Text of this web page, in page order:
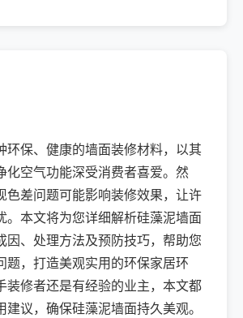
环保、健康的墙面装修材料，以其
化空气功能深受消费者喜爱。然
色差问题可能影响装修效果，让许
。本文将为您详细解析硅藻泥墙面
因、处理方法及预防技巧，帮助您
题，打造美观实用的环保家居环
装修者还是有经验的业主，本文都
建议，确保硅藻泥墙面持久美观。